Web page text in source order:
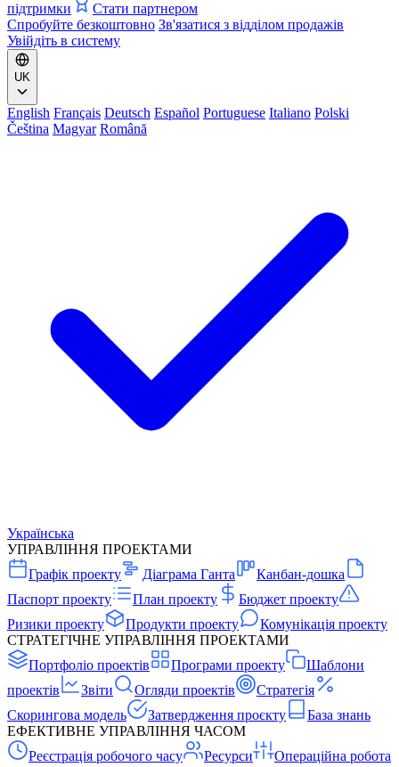
підтримки
Стати партнером
Спробуйте безкоштовно Зв'язатися з відділом продажів
Увійдіть в систему
UK
English Français Deutsch Español Portuguese Italiano Polski
Čeština Magyar Română
Українська
УПРАВЛІННЯ ПРОЕКТАМИ
Графік проекту
Діаграма Ганта
Канбан-дошка
Паспорт проекту
План проекту
Бюджет проекту
Ризики проекту
Продукти проекту
Комунікація проекту
СТРАТЕГІЧНЕ УПРАВЛІННЯ ПРОЕКТАМИ
Портфоліо проектів
Програми проекту
Шаблони
проектів
Звіти Огляди проектів
Стратегія
Скорингова модель
Затвердження проєкту
База знань
ЕФЕКТИВНЕ УПРАВЛІННЯ ЧАСОМ
Реєстрація робочого часу
Ресурси
Операційна робота